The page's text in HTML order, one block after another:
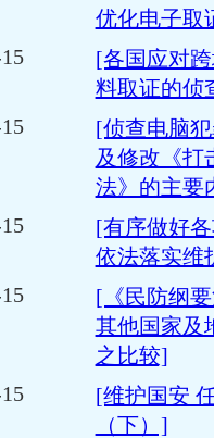
优化电子取
[各国应对
料取证的侦
[侦查电脑
及修改《打
法》的主要
[有序做好
依法落实维
[《民防纲
其他国家及
之比较]
[维护国安
（下）]